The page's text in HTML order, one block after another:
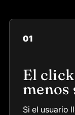
01
El
menos
Si el usuario